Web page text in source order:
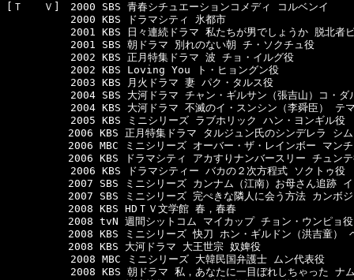
[Ｔ　　Ｖ]　2000 SBS 青春シチュエーションコメディ コルベンイ
  　　　　　2000 KBS ドラマシティ 氷都市
　　　　　2001 KBS 日々連続ドラマ 私たちが男でしょうか 脱北者
  　　　　　2001 SBS 朝ドラマ 別れのない朝 チ・ソクチュ役
  　　　　　2002 KBS 正月特集ドラマ 波 チョ・イルグ役
  　　　　　2002 KBS Loving You ト・ヒョングン役
  　　　　　2003 KBS 月火ドラマ 妻 パク・タルス役
　　　　　2004 SBS 大河ドラマ チャン・ギルサン（張吉山）コ・ダ
　　　　　2004 KBS 大河ドラマ 不滅のイ・スンシン（李舜臣） テ
  　　　　　2005 KBS ミニシリーズ ラブホリック ハン・ヨンギル役
2006 KBS 正月特集ドラマ タルジュン氏のシンデレラ シム
2006 MBC ミニシリーズ オーバー・ザ・レインボー マンチ
2006 KBS ドラマシティ アカすりナンバースリー チュンテ
  　　　　　2006 KBS ドラマシティー バカの２次方程式 ソクトゥ役
2007 SBS ミニシリーズ カンナム（江南）お母さん追跡 イ
2007 SBS ミニシリーズ 完ぺきな隣人に会う方法 カンボジア
2008 KBS HDＴＶ文学館 春，春春
2008 tvN 週間シットコム マイカップ チョン・ウンピョ役
2008 KBS ミニシリーズ 快刀 ホン・ギルドン（洪吉童） ヘ
2008 KBS 大河ドラマ 大王世宗 奴婢役
  　　　　　2008 MBC ミニシリーズ 大韓民国弁護士 ムン代表役
　　　　　2008 KBS 朝ドラマ 私，あなたに一目ぼれしちゃった ナ